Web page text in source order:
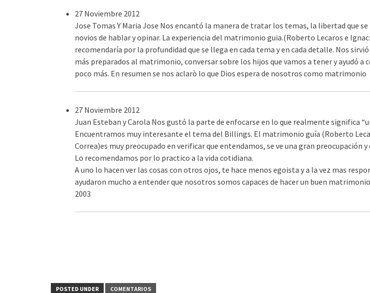
27 Noviembre 2012
Jose Tomas Y Maria Jose Nos encantó la manera de tratar los temas, la libertad que se
novios de hablar y opinar. La experiencia del matrimonio guia.(Roberto Lecaros e
recomendaría por la profundidad que se llega en cada tema y en cada detalle. Nos
más preparados al matrimonio, conversar sobre los hijos que vamos a tener y ayudó a
poco más. En resumen se nos aclarò lo que Dios espera de nosotros como matrimonio
27 Noviembre 2012
Juan Esteban y Carola Nos gustó la parte de enfocarse en lo que realmente significa
Encuentramos muy interesante el tema del Billings. El matrimonio guía (Roberto
Correa)es muy preocupado en verificar que entendamos, se ve una gran preocupación y
Lo recomendamos por lo practico a la vida cotidiana.
A uno lo hacen ver las cosas con otros ojos, te hace menos egoista y a la vez mas
ayudaron mucho a entender que nosotros somos capaces de hacer un buen
2003
POSTED UNDER COMENTARIOS